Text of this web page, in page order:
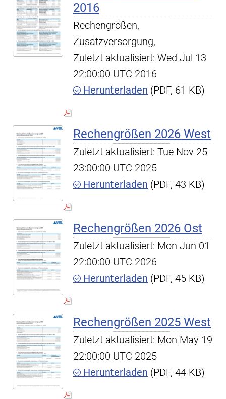
2016
Rechengrößen,
Zusatzversorgung,
Zuletzt aktualisiert: Wed Jul 13
22:00:00 UTC 2016
Herunterladen (PDF, 61 KB)
Rechengrößen 2026 West
Zuletzt aktualisiert: Tue Nov 25
23:00:00 UTC 2025
Herunterladen (PDF, 43 KB)
Rechengrößen 2026 Ost
Zuletzt aktualisiert: Mon Jun 01
22:00:00 UTC 2026
Herunterladen (PDF, 45 KB)
Rechengrößen 2025 West
Zuletzt aktualisiert: Mon May 19
22:00:00 UTC 2025
Herunterladen (PDF, 44 KB)